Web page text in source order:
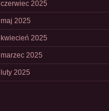
czerwiec 2025
maj 2025
kwiecień 2025
marzec 2025
luty 2025